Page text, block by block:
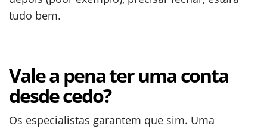
tudo bem.
Vale a pena ter uma conta
desde cedo?
Os especialistas garantem que sim. Uma